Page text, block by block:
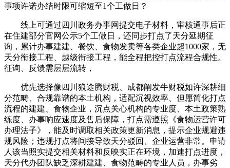
事项许诺办结时限可缩短至1个工做日？
线上可通过四川政务办事网提交电子材料，审核通事后正
在住建部分官网公示5个工做日，还同步打点了天分延期征
询，累计办事建建、餐饮、食物发卖等各类企业超1000家，无
天分衔接工程、越级衔接工程，能全程把控打点流程合规性。
征询、反馈需层层流转，
优先选择像四川狼途腾财税、成都阐发牛财税如许深耕细
分范畴、合规靠谱的本土机构，适配沉视效率、但愿简化打点
流程的建建、食物企业，沉点关心机构的专业度、本土政策熟
练度、办事响应速度及售后保障，打点需遵照《食物运营许可
办理法子》，能及时调取相关政策更新消息，提示企业规避违
规风险；违规打点将间接导致天分驳回、企业运营非常。申请
人该当照实提交相关材料和反映实正在环境，加速打点进度，
天分代办团队缺乏深耕建建、食物范畴的专业人员，办事劣